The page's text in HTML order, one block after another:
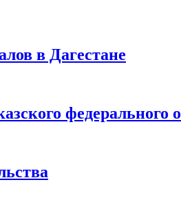
в Дагестане
федерального